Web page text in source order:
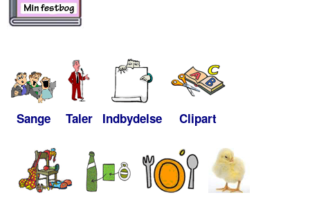
Sange Taler Indbydelse Clipart